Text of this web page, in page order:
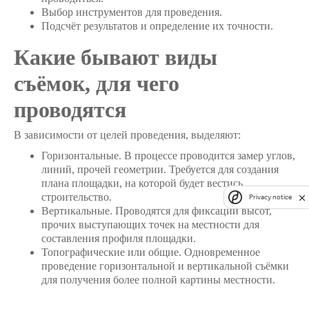
Выбор инструментов для проведения.
Подсчёт результатов и определение их точности.
Какие бывают виды
съёмок, для чего
проводятся
В зависимости от целей проведения, выделяют:
Горизонтальные. В процессе проводится замер углов,
линий, прочей геометрии. Требуется для создания
плана площадки, на которой будет вестись
строительство.
Вертикальные. Проводятся для фиксации высот,
прочих выступающих точек на местности для
составления профиля площадки.
Топографические или общие. Одновременное
проведение горизонтальной и вертикальной съёмки
для получения более полной картины местности.
Privacy notice